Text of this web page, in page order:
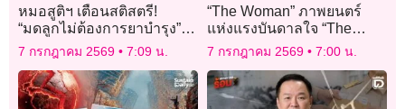
หมอสูติฯ เตือนสติสตรี!
“มดลูกไม่ต้องการยาบำรุง” ชี้
อาหารเสริมสตรีคืออาหาร
โปรด “มะเร็ง”!
7 กรกฎาคม 2569 7:09 น.
“The Woman” ภาพยนตร์
แห่งแรงบันดาลใจ “The
Moon Still Lives in My
Heart”
7 กรกฎาคม 2569 7:00 น.